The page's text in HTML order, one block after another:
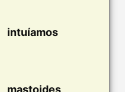
intuíamos